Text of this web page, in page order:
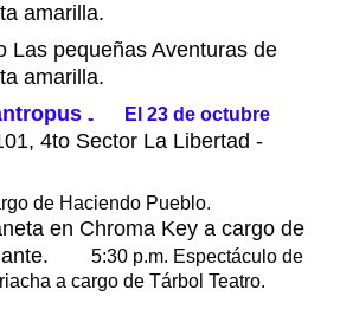
amarilla.
Las pequeñas Aventuras de
amarilla.
- El 23 de octubre
4to Sector La Libertad -
de Haciendo Pueblo.
en Chroma Key a cargo de
5:30 p.m. Espectáculo de
a cargo de Tárbol Teatro.